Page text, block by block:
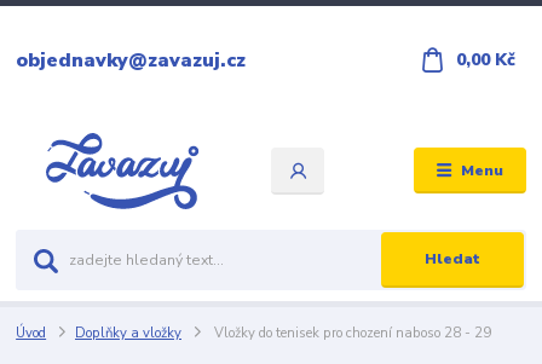
Menu
Hledat
objednavky@zavazuj.cz 0,00 Kč
Úvod Doplňky a vložky Vložky do tenisek pro chození naboso 28 - 29